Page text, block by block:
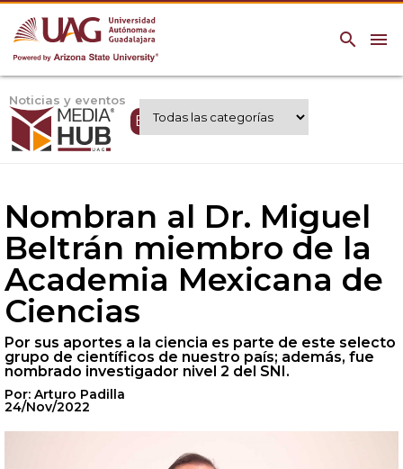
menu
search
Noticias y eventos
Expertos UAG
Nombran al Dr. Miguel
Beltrán miembro de la
Academia Mexicana de
Ciencias
Por sus aportes a la ciencia es parte de este selecto
grupo de científicos de nuestro país; además, fue
nombrado investigador nivel 2 del SNI.
Por: Arturo Padilla
24/Nov/2022